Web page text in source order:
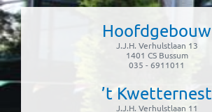
Hoofdgebouw
J.J.H. Verhulstlaan 13
1401 CS Bussum
035 - 6911011
’t Kwetternest
J.J.H. Verhulstlaan 11